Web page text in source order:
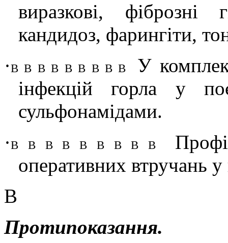
виразкові, фіброзні
кандидоз, фарингіти,
·В В В В В В В В В У
інфекцій горла у
сульфонамідами.
·В В В В В В В В В
оперативних втручань
В
Протипоказання.